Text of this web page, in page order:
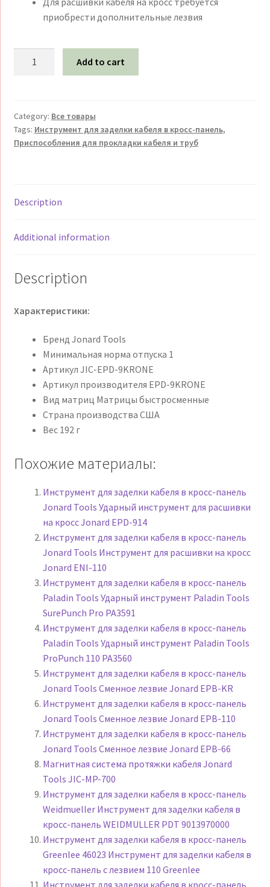
приобрести дополнительные лезвия
в
кросс-
панель
инструмент
расшивки
Jonard
9Krone
Add to cart
Category: Все товары
Tags: Инструмент для заделки кабеля в кросс-панель,
Приспособления для прокладки кабеля и труб
Description
Additional information
Description
Характеристики:
Бренд Jonard Tools
Минимальная норма отпуска 1
Артикул JIC-EPD-9KRONE
Артикул производителя EPD-9KRONE
Вид матриц Матрицы быстросменные
Страна производства США
Вес 192 г
Похожие материалы:
Инструмент для заделки кабеля в кросс-панель
Jonard Tools Ударный инструмент для расшивки
на кросс Jonard EPD-914
Инструмент для заделки кабеля в кросс-панель
Jonard Tools Инструмент для расшивки на кросс
Jonard ENI-110
Инструмент для заделки кабеля в кросс-панель
Paladin Tools Ударный инструмент Paladin Tools
SurePunch Pro PA3591
Инструмент для заделки кабеля в кросс-панель
Paladin Tools Ударный инструмент Paladin Tools
ProPunch 110 PA3560
Инструмент для заделки кабеля в кросс-панель
Jonard Tools Сменное лезвие Jonard EPB-KR
Инструмент для заделки кабеля в кросс-панель
Jonard Tools Сменное лезвие Jonard EPB-110
Инструмент для заделки кабеля в кросс-панель
Jonard Tools Сменное лезвие Jonard EPB-66
Магнитная система протяжки кабеля Jonard
Tools JIC-MP-700
Инструмент для заделки кабеля в кросс-панель
Weidmueller Инструмент для заделки кабеля в
кросс-панель WEIDMULLER PDT 9013970000
Инструмент для заделки кабеля в кросс-панель
Greenlee 46023 Инструмент для заделки кабеля в
кросс-панель с лезвием 110 Greenlee